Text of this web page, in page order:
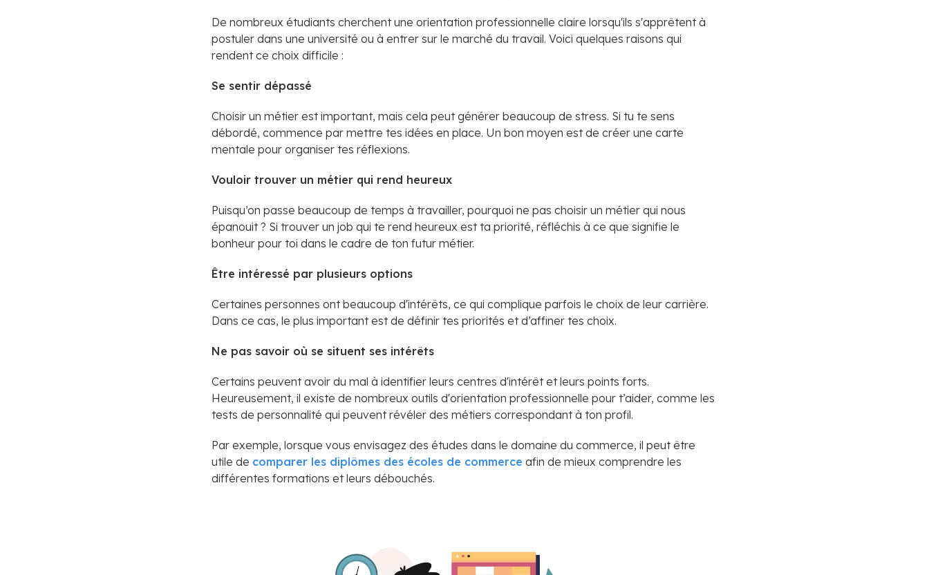
De nombreux étudiants cherchent une orientation professionnelle claire lorsqu'ils s'apprêtent à
postuler dans une université ou à entrer sur le marché du travail. Voici quelques raisons qui
rendent ce choix difficile :
Se sentir dépassé
Choisir un métier est important, mais cela peut générer beaucoup de stress. Si tu te sens
débordé, commence par mettre tes idées en place. Un bon moyen est de créer une carte
mentale pour organiser tes réflexions.
Vouloir trouver un métier qui rend heureux
Puisqu’on passe beaucoup de temps à travailler, pourquoi ne pas choisir un métier qui nous
épanouit ? Si trouver un job qui te rend heureux est ta priorité, réfléchis à ce que signifie le
bonheur pour toi dans le cadre de ton futur métier.
Être intéressé par plusieurs options
Certaines personnes ont beaucoup d'intérêts, ce qui complique parfois le choix de leur carrière.
Dans ce cas, le plus important est de définir tes priorités et d’affiner tes choix.
Ne pas savoir où se situent ses intérêts
Certains peuvent avoir du mal à identifier leurs centres d'intérêt et leurs points forts.
Heureusement, il existe de nombreux outils d'orientation professionnelle pour t’aider, comme les
tests de personnalité qui peuvent révéler des métiers correspondant à ton profil.
Par exemple, lorsque vous envisagez des études dans le domaine du commerce, il peut être
utile de comparer les diplômes des écoles de commerce afin de mieux comprendre les
différentes formations et leurs débouchés.